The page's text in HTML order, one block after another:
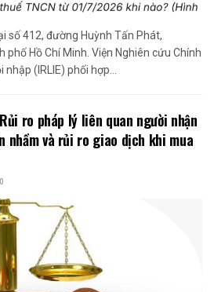
số 412, đường Huỳnh Tấn Phát,
Hồ Chí Minh. Viện Nghiên cứu Chính
(IRLIE) phối hợp...
ro pháp lý liên quan người nhận
nhầm và rủi ro giao dịch khi mua
0